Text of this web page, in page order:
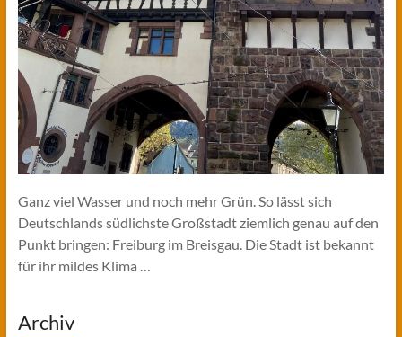
Ganz viel Wasser und noch mehr Grün. So lässt sich
Deutschlands südlichste Großstadt ziemlich genau auf den
Punkt bringen: Freiburg im Breisgau. Die Stadt ist bekannt
für ihr mildes Klima …
Archiv